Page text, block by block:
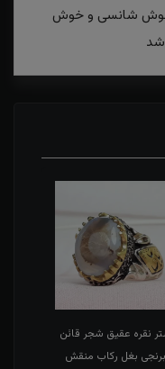
باعث خوش شانسی و خوش
نقره عقیق شجر قائن
بغل رکاب منقش